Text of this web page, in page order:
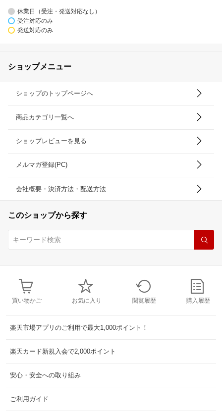
休業日（受注・発送対応なし）
受注対応のみ
発送対応のみ
ショップメニュー
ショップのトップページへ
商品カテゴリ一覧へ
ショップレビューを見る
メルマガ登録(PC)
会社概要・決済方法・配送方法
このショップから探す
買い物かご お気に入り 閲覧履歴 購入履歴
楽天市場アプリのご利用で最大1,000ポイント！
楽天カード新規入会で2,000ポイント
安心・安全への取り組み
ご利用ガイド